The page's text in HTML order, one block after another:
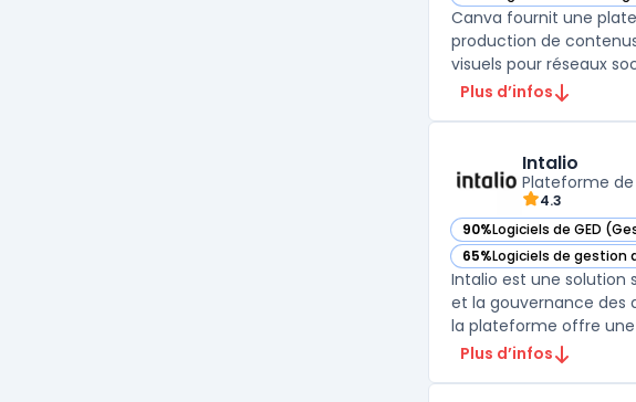
Canva fournit une
production de
visuels pour réseaux
Plus d’infos
Intalio
Plateforme
4.3
90%Logiciels de GED
— voir Intalio dans cette
65%Logiciels de gestion
— voir Intalio dans cette
Intalio est une solution
et la gouvernance des
la plateforme offre
Plus d’infos